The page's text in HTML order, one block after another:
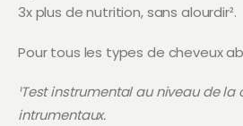
3x plus de nutrition, sans alourdir².
Pour tous les types de cheveux
¹Test instrumental au niveau de la
intrumentaux.